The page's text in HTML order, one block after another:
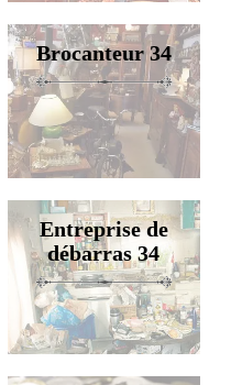
Brocanteur 34
Entreprise de
débarras 34